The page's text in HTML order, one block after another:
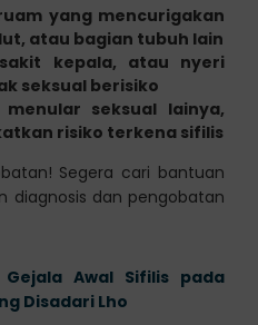
yang mencurigakan
atau bagian tubuh lain
kepala, atau nyeri
seksual berisiko
seksual lainya,
risiko terkena sifilis
Segera cari bantuan
diagnosis dan pengobatan
Gejala Awal Sifilis pada
Disadari Lho